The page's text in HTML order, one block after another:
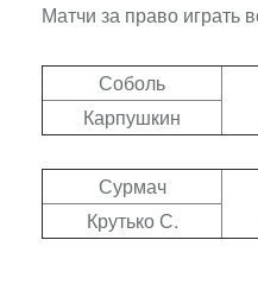
Матчи за право играть
Соболь
Карпушкин
Сурмач
Крутько С.